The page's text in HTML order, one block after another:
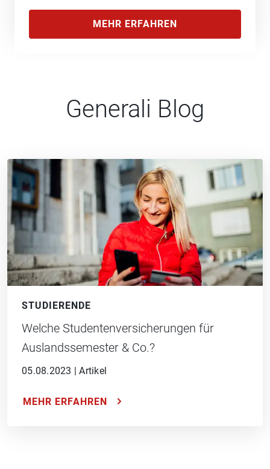
MEHR ERFAHREN
Generali Blog
STUDIERENDE
Welche Studentenversicherungen für
Auslandssemester & Co.?
05.08.2023 |Artikel
MEHR ERFAHREN